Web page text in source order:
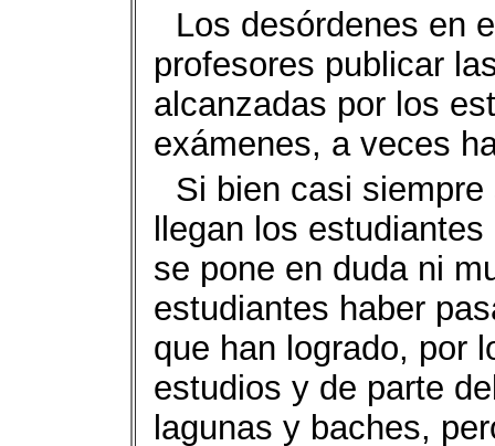
Los desórdenes en
profesores publicar
alcanzadas por los
exámenes, a veces
Si bien casi
llegan los
se pone en duda ni
estudiantes haber
que han logrado, por
estudios y de parte
lagunas y baches,